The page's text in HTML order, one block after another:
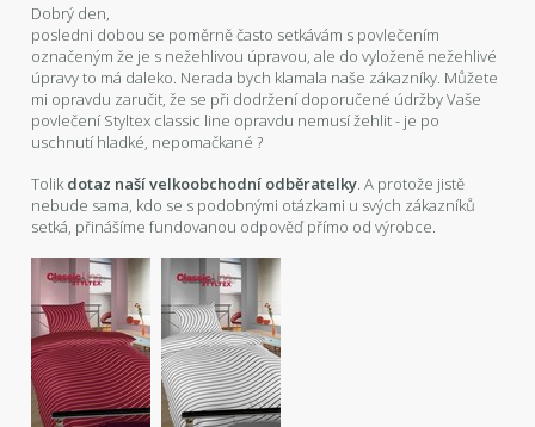
Dobrý den,
posledni dobou se poměrně často setkávám s povlečením
označeným že je s nežehlivou úpravou, ale do vyloženě nežehlivé
úpravy to má daleko. Nerada bych klamala naše zákazníky. Můžete
mi opravdu zaručit, že se při dodržení doporučené údržby Vaše
povlečení Styltex classic line opravdu nemusí žehlit - je po
uschnutí hladké, nepomačkané ?
Tolik dotaz naší velkoobchodní odběratelky. A protože jistě
nebude sama, kdo se s podobnými otázkami u svých zákazníků
setká, přinášíme fundovanou odpověď přímo od výrobce.